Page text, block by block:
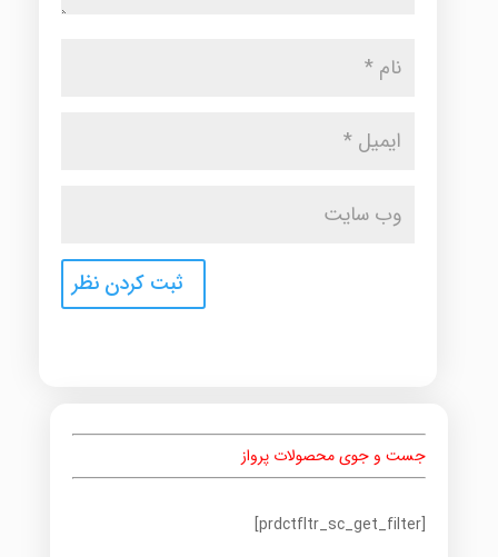
جست و جوی محصولات پرواز
[prdctfltr_sc_get_filter]